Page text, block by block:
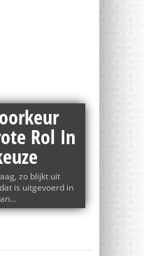
Rol In
zo blijkt uit
is uitgevoerd in